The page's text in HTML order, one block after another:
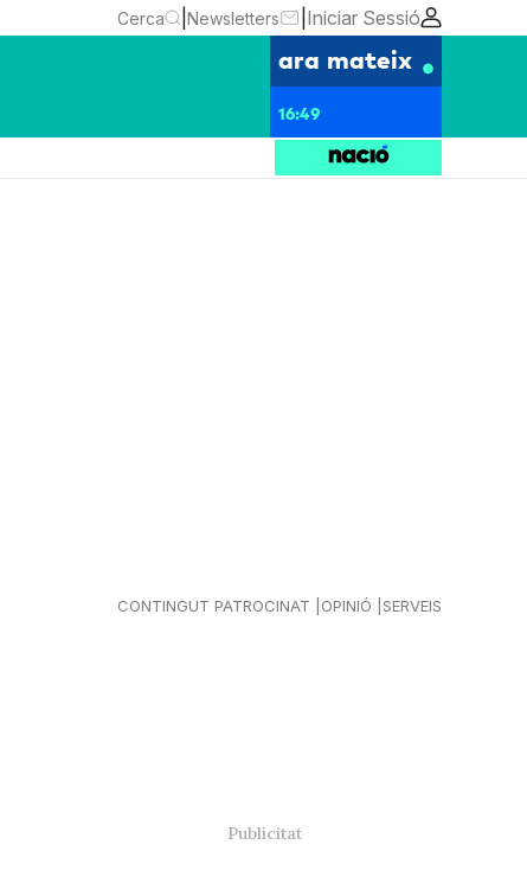
Cerca Newsletters Iniciar Sessió
ara mateix
16:49
CONTINGUT PATROCINAT OPINIÓ SERVEIS